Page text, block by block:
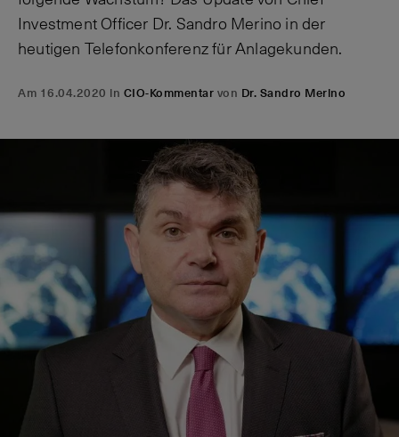
Investment Officer Dr. Sandro Merino in der
heutigen Telefonkonferenz für Anlagekunden.
Am 16.04.2020 in CIO-Kommentar von Dr. Sandro Merino